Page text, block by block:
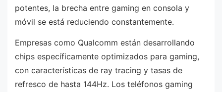
potentes, la brecha entre gaming en consola y
móvil se está reduciendo constantemente.
Empresas como Qualcomm están desarrollando
chips específicamente optimizados para gaming,
con características de ray tracing y tasas de
refresco de hasta 144Hz. Los teléfonos gaming